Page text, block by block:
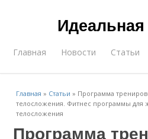
Главная Новости Статьи
Главная » Статьи » Программа
телосложения. Фитнес программы
телосложения
Программа